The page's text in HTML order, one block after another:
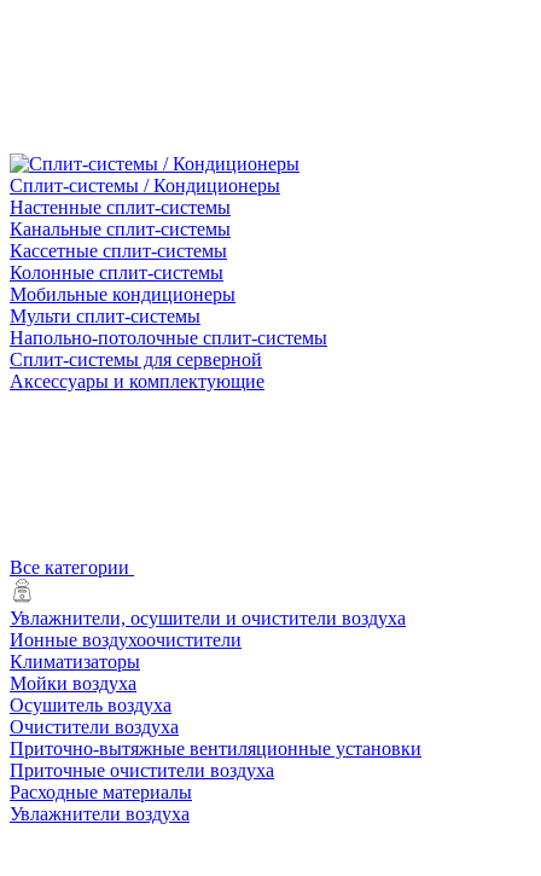
Сплит-системы / Кондиционеры
Настенные сплит-системы
Канальные сплит-системы
Кассетные сплит-системы
Колонные сплит-системы
Мобильные кондиционеры
Мульти сплит-системы
Напольно-потолочные сплит-системы
Сплит-системы для серверной
Аксессуары и комплектующие
Все категории
Увлажнители, осушители и очистители воздуха
Ионные воздухоочистители
Климатизаторы
Мойки воздуха
Осушитель воздуха
Очистители воздуха
Приточно-вытяжные вентиляционные установки
Приточные очистители воздуха
Расходные материалы
Увлажнители воздуха